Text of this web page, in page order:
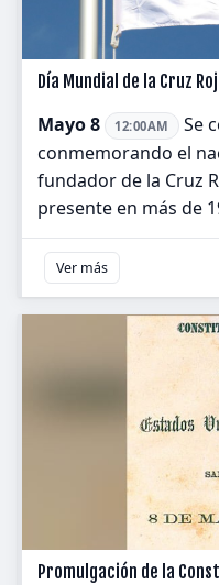
Día Mundial de la Cruz
Mayo 8 12:00AM
Se
conmemorando el
fundador de la Cruz
presente en más de
Ver más
Promulgación de la